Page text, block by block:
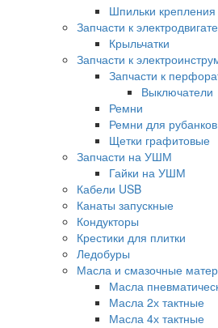
Шпильки
Запчасти к
Крыльчатки
Запчасти к
Запчасти к
Выключатели
Ремни
Ремни для рубанков
Щетки графитовые
Запчасти на УШМ
Гайки на УШМ
Кабели USB
Канаты запускные
Кондукторы
Крестики для плитки
Ледобуры
Масла и смазочные
Масла
Масла 2х тактные
Масла 4х тактные